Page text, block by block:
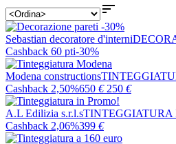

Sebastian decoratore d'interni
Cashback 60 pti-30%
Modena constructions
Cashback 2,50%650 € 250 €
A.L Edilizia s.r.l.sTINTEGGIATURA
Cashback 2,06%399 €